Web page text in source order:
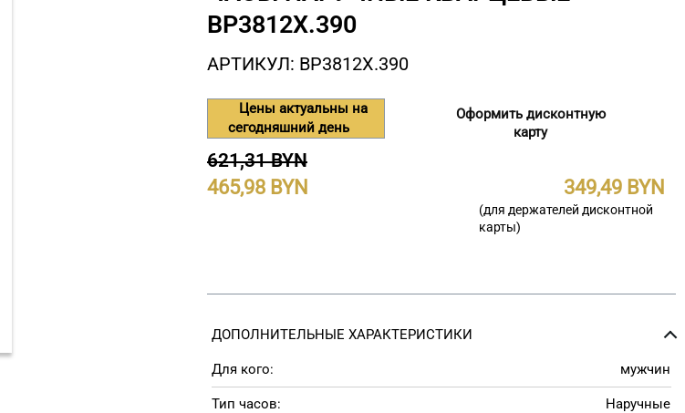
BP3812X.390
АРТИКУЛ: BP3812X.390
Цены актуальны на
сегодняшний день
Оформить дисконтную
карту
621,31 BYN
465,98 349,49
(для держателей дисконтной
карты)
ДОПОЛНИТЕЛЬНЫЕ ХАРАКТЕРИСТИКИ
Для кого: мужчин
Тип часов: Наручные